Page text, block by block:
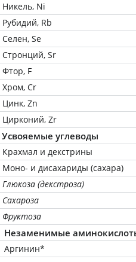
Никель, Ni
Рубидий, Rb
Селен, Se
Стронций, Sr
Фтор, F
Хром, Cr
Цинк, Zn
Цирконий, Zr
Усвояемые углеводы
Крахмал и декстрины
Моно- и дисахариды (сахара)
Глюкоза (декстроза)
Сахароза
Фруктоза
Незаменимые
Аргинин*